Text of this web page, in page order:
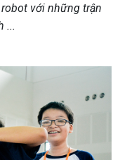
với những trận
...